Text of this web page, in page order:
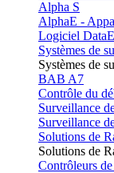
Alpha S
AlphaE -
Logiciel
Systèmes de
Systèmes de
BAB A7
Contrôle du
Surveillance
Surveillance
Solutions de
Solutions de
Contrôleurs